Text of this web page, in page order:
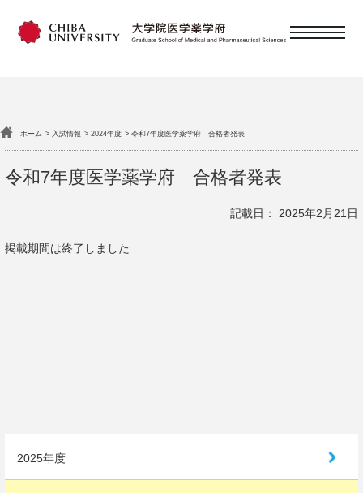
概要
ホーム 入試情報 2024年度 令和7年度医学薬学府 合格者発表
令和7年度医学薬学府 合格者発表
記載日： 2025年2月21日
掲載期間は終了しました
2025年度